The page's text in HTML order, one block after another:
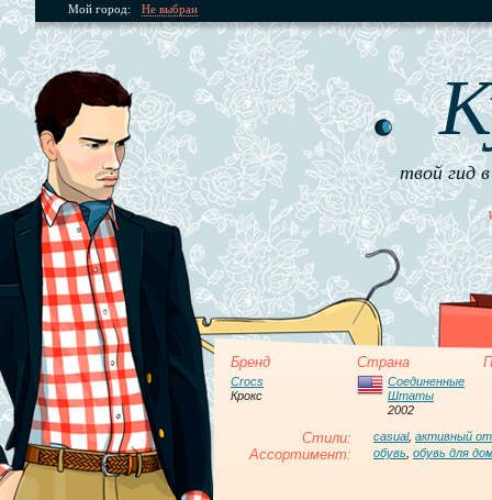
Мой город: Не выбран
твой гид
Бренд Страна
Crocs
Крокс
Соединенные
Штаты
2002
Стили: casual, активный
Ассортимент: обувь обувь для